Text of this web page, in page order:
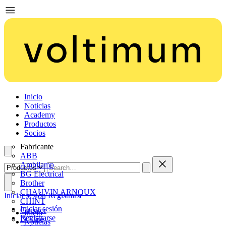
Inicio
Noticias
Academy
Productos
Socios
Fabricante
ABB
Ambilamp
BG Electrical
Brother
CHAUVIN ARNOUX
CHINT
Circutor
D-Line
Iniciar sesión
Registrarse
Iniciar sesión Registrarse
Inicio
Noticias